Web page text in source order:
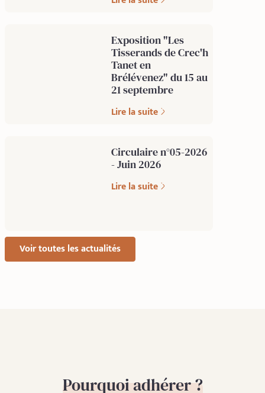
Exposition "Les
Tisserands de Crec'h
Tanet en
Brélévenez" du 15 au
21 septembre
Lire la suite
Circulaire n°05-2026
- Juin 2026
Lire la suite
Voir toutes les actualités
Pourquoi adhérer ?